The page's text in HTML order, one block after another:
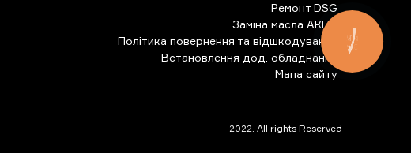
Ремонт DSG
Заміна масла АКПП
Політика повернення та відшкодування
Встановлення дод. обладнання
Мапа сайту
2022. All rights Reserved
КНОПКА
ЗВ'ЯЗКУ